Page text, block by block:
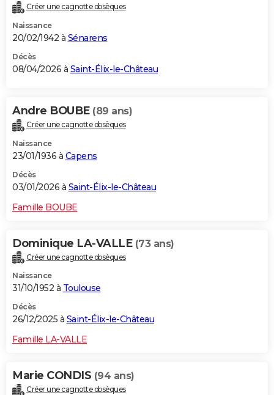
Créer une cagnotte obsèques
Naissance
20/02/1942 à Sénarens
Décès
08/04/2026 à Saint-Élix-le-Château
Andre BOUBE (89 ans)
Créer une cagnotte obsèques
Naissance
23/01/1936 à Capens
Décès
03/01/2026 à Saint-Élix-le-Château
Famille BOUBE
Dominique LA-VALLE (73 ans)
Créer une cagnotte obsèques
Naissance
31/10/1952 à Toulouse
Décès
26/12/2025 à Saint-Élix-le-Château
Famille LA-VALLE
Marie CONDIS (94 ans)
Créer une cagnotte obsèques